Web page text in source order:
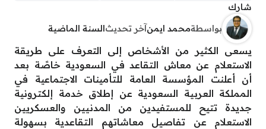
شارك
بواسطةمحمد ايمنآخر تحديثالسنة الماضية
يسعى الكثير من الأشخاص إلى التعرف على طريقة
الاستعلام عن معاش التقاعد في السعودية خاصًة بعد
أن أعلنت المؤسسة العامة للتأمينات الاجتماعية في
المملكة العربية السعودية عن إطلاق خدمة إلكترونية
جديدة تتيح للمستفيدين من المدنيين والعسكريين
الاستعلام عن تفاصيل معاشاتهم التقاعدية بسهولة